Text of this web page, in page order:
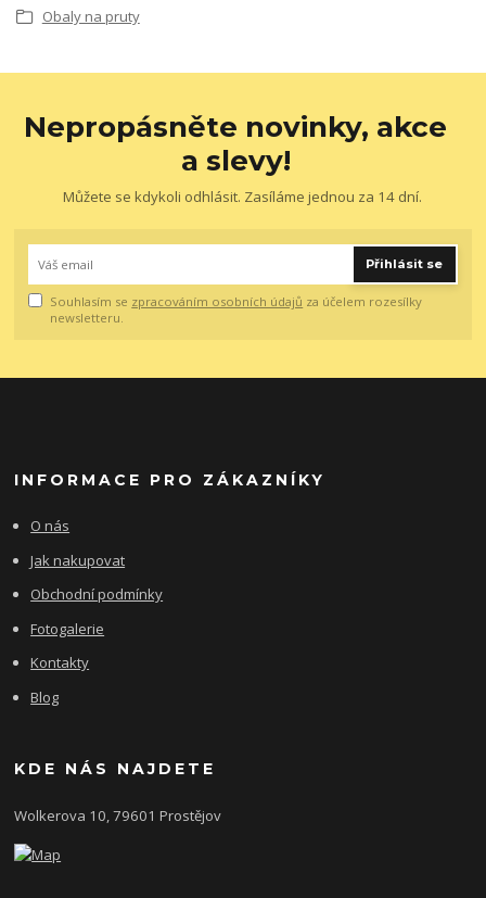
Obaly na pruty
Nepropásněte novinky, akce
a slevy!
Můžete se kdykoli odhlásit. Zasíláme jednou za 14 dní.
Přihlásit se
Souhlasím se zpracováním osobních údajů za účelem rozesílky
newsletteru.
INFORMACE PRO ZÁKAZNÍKY
O nás
Jak nakupovat
Obchodní podmínky
Fotogalerie
Kontakty
Blog
KDE NÁS NAJDETE
Wolkerova 10, 79601 Prostějov